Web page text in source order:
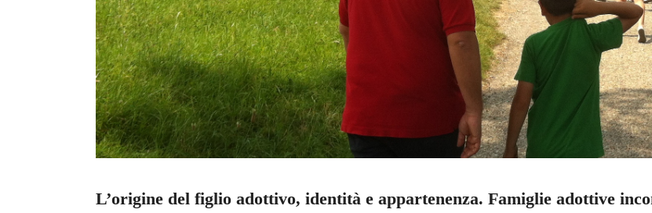
L’origine del figlio adottivo, identità e appartenenza. Famiglie adottive